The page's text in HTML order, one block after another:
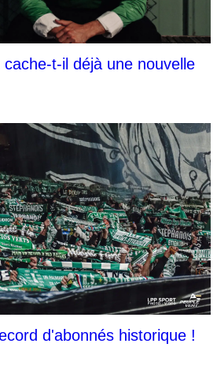
t-il déjà une nouvelle
d'abonnés historique !